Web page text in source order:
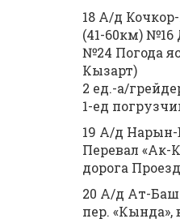
18 А/д
(41-60км) №16
№24 Погода
Кызарт)
2 ед.-а/
1-ед
19 А/д Нарын-
Перевал «Ак-
дорога
20 А/д Ат-
пер.